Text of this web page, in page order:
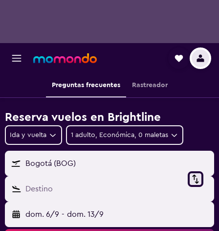
Preguntas frecuentes Rastreador
Reserva vuelos en Brightline
Ida y vuelta 1 adulto, Económica, 0 maletas
Bogotá (BOG)
Destino
dom. 6/9 - dom. 13/9